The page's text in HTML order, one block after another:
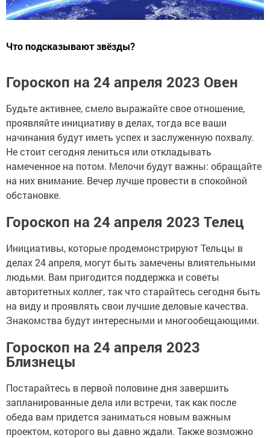
Что подсказывают звёзды?
Гороскоп на 24 апреля 2023 Овен
Будьте активнее, смело выражайте свое отношение,
проявляйте инициативу в делах, тогда все ваши
начинания будут иметь успех и заслуженную похвалу.
Не стоит сегодня лениться или откладывать
намеченное на потом. Мелочи будут важны: обращайте
на них внимание. Вечер лучше провести в спокойной
обстановке.
Гороскоп на 24 апреля 2023 Телец
Инициативы, которые продемонстрируют Тельцы в
делах 24 апреля, могут быть замечены влиятельными
людьми. Вам пригодится поддержка и советы
авторитетных коллег, так что старайтесь сегодня быть
на виду и проявлять свои лучшие деловые качества.
Знакомства будут интересными и многообещающими.
Гороскоп на 24 апреля 2023
Близнецы
Постарайтесь в первой половине дня завершить
запланированные дела или встречи, так как после
обеда вам придется заниматься новым важным
проектом, которого вы давно ждали. Также возможно